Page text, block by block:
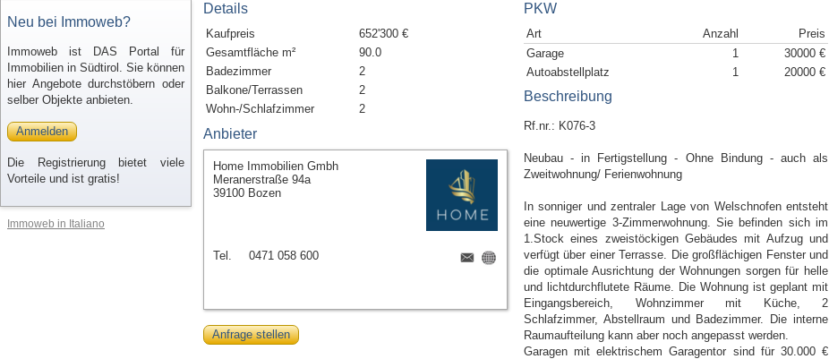
Neu bei Immoweb?
Immoweb ist DAS Portal für
Immobilien in Südtirol. Sie können
hier Angebote durchstöbern oder
selber Objekte anbieten.
Anmelden
Die Registrierung bietet viele
Vorteile und ist gratis!
Immoweb in Italiano
Details
Kaufpreis
652'300 €
Gesamtfläche m²
90.0
Badezimmer
2
Balkone/Terrassen
2
Wohn-/Schlafzimmer
2
PKW
Art Anzahl
Preis
Garage
1
30000 €
Autoabstellplatz
1 20000 €
Beschreibung
Rf.nr.: K076-3
Neubau - in Fertigstellung - Ohne Bindung - auch als
Zweitwohnung/ Ferienwohnung
In sonniger und zentraler Lage von Welschnofen entsteht
eine neuwertige 3-Zimmerwohnung. Sie befinden sich im
1.Stock eines zweistöckigen Gebäudes mit Aufzug und
verfügt über einer Terrasse. Die großflächigen Fenster und
die optimale Ausrichtung der Wohnungen sorgen für helle
und lichtdurchflutete Räume. Die Wohnung ist geplant mit
Eingangsbereich, Wohnzimmer mit Küche, 2
Schlafzimmer, Abstellraum und Badezimmer. Die interne
Raumaufteilung kann aber noch angepasst werden.
Garagen mit elektrischem Garagentor sind für 30.000 €
Anbieter
Home Immobilien Gmbh
Meranerstraße 94a
39100 Bozen
Tel. 0471 058 600
Anfrage stellen